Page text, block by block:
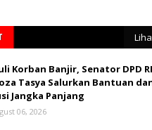
Korban Banjir, Senator DPD
Tasya Salurkan Bantuan
Jangka Panjang
06, 2026